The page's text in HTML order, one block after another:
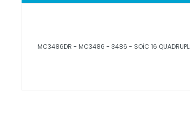
MC3486DR - MC3486 - 3486 - SOİC 16 QUADRUPLE